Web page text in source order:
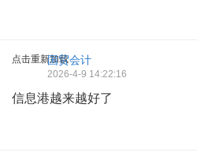
点击重新加载国贸会计
2026-4-9 14:22:16
信息港越来越好了